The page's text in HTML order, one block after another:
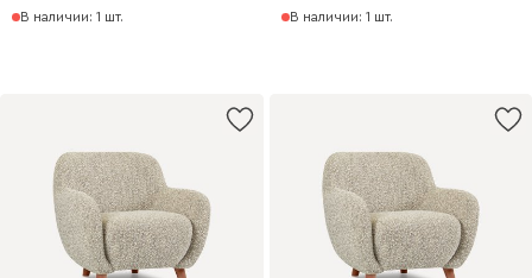
В наличии: 1 шт. В наличии: 1 шт.